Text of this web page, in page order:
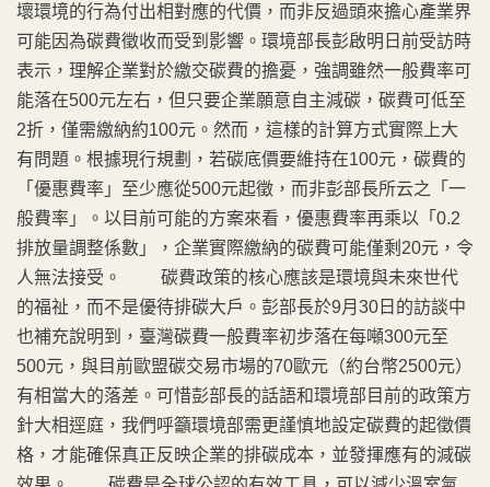
壞環境的行為付出相對應的代價，而非反過頭來擔心產業界
可能因為碳費徵收而受到影響。環境部長彭啟明日前受訪時
表示，理解企業對於繳交碳費的擔憂，強調雖然一般費率可
能落在500元左右，但只要企業願意自主減碳，碳費可低至
2折，僅需繳納約100元。然而，這樣的計算方式實際上大
有問題。根據現行規劃，若碳底價要維持在100元，碳費的
「優惠費率」至少應從500元起徵，而非彭部長所云之「一
般費率」。以目前可能的方案來看，優惠費率再乘以「0.2
排放量調整係數」，企業實際繳納的碳費可能僅剩20元，令
人無法接受。 碳費政策的核心應該是環境與未來世代
的福祉，而不是優待排碳大戶。彭部長於9月30日的訪談中
也補充說明到，臺灣碳費一般費率初步落在每噸300元至
500元，與目前歐盟碳交易市場的70歐元（約台幣2500元）
有相當大的落差。可惜彭部長的話語和環境部目前的政策方
針大相逕庭，我們呼籲環境部需更謹慎地設定碳費的起徵價
格，才能確保真正反映企業的排碳成本，並發揮應有的減碳